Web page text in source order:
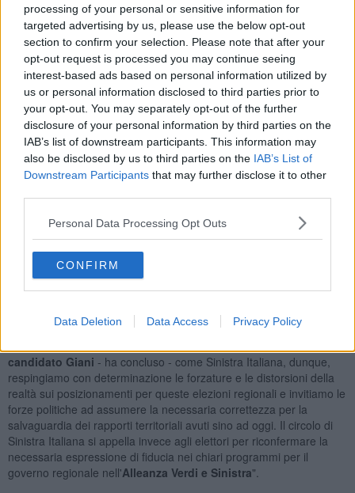
processing of your personal or sensitive information for
targeted advertising by us, please use the below opt-out
section to confirm your selection. Please note that after your
opt-out request is processed you may continue seeing
interest-based ads based on personal information utilized by
us or personal information disclosed to third parties prior to
your opt-out. You may separately opt-out of the further
disclosure of your personal information by third parties on the
IAB’s list of downstream participants. This information may
also be disclosed by us to third parties on the IAB’s List of
Downstream Participants that may further disclose it to other
Personal Data Processing Opt Outs
CONFIRM
Data Deletion Data Access Privacy Policy
Valdera Valdicecina , componente di Pontedera A Sinistra alle
ultime amministrative di Pontedera,non ha mai indicato il suo
appoggio alla lista con la candidata Bundu- ha precisato -
mentre proprioPotere al Popolo! non ha preso parte alla
costituzione e presentazione della listaper le amministrative a
Pontedera".
"Nessuna riunione della lista Pondera A Sinistra ha mai sancito
l’appoggio alla lista Toscana Rossa, né ad altre liste - ha aggiunto -
Pontedera A Sinistra è un’alleanza elettorale composta da diverse
temi amministrativi. Non esiste alcun automatismo che trasla
un’esperienza locale, sino a oggi molto attenta al rispetto delle
diverse sensibilità, sulle elezioni regionali e
il sostegno, mai sancito, come Pontedera A Sinistra, ad alcun
candidato".
"È noto come Rifondazione Comunista sia parte della lista Toscana
Rossa, com'è chiaro cheSinistra Italiana ha presentato una sua
candidato Giani - ha concluso - come Sinistra Italiana, dunque,
respingiamo con determinazione le forzature e le distorsioni della
realtà sui posizionamenti per queste elezioni regionali e invitiamo le
forze politiche ad assumere la necessaria correttezza per la
salvaguardia dei rapporti territoriali avuti sino ad oggi. Il circolo di
Sinistra Italiana si appella invece agli elettori per riconfermare la
necessaria espressione di fiducia nei chiari programmi per il
governo regionale nell'Alleanza Verdi e Sinistra".